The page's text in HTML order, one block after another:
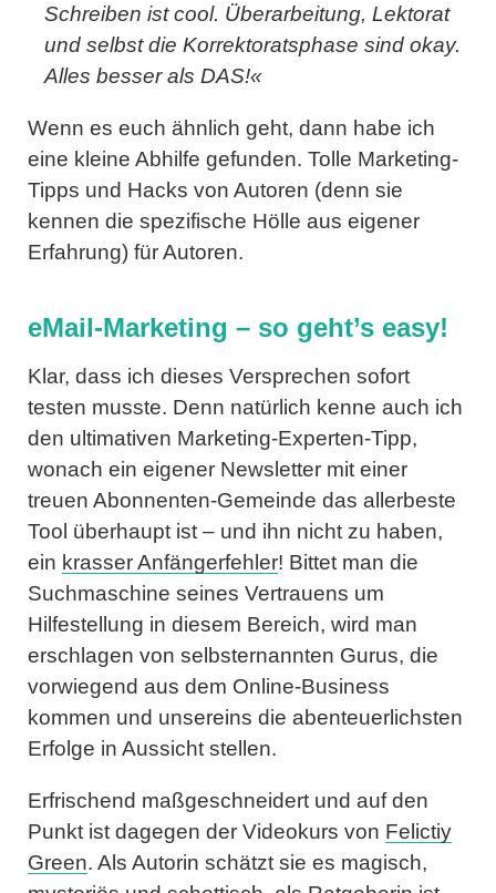
Schreiben ist cool. Überarbeitung, Lektorat
und selbst die Korrektoratsphase sind okay.
Alles besser als DAS!«
Wenn es euch ähnlich geht, dann habe ich
eine kleine Abhilfe gefunden. Tolle Marketing-
Tipps und Hacks von Autoren (denn sie
kennen die spezifische Hölle aus eigener
Erfahrung) für Autoren.
eMail-Marketing – so geht’s easy!
Klar, dass ich dieses Versprechen sofort
testen musste. Denn natürlich kenne auch ich
den ultimativen Marketing-Experten-Tipp,
wonach ein eigener Newsletter mit einer
treuen Abonnenten-Gemeinde das allerbeste
Tool überhaupt ist – und ihn nicht zu haben,
ein krasser Anfängerfehler! Bittet man die
Suchmaschine seines Vertrauens um
Hilfestellung in diesem Bereich, wird man
erschlagen von selbsternannten Gurus, die
vorwiegend aus dem Online-Business
kommen und unsereins die abenteuerlichsten
Erfolge in Aussicht stellen.
Erfrischend maßgeschneidert und auf den
Punkt ist dagegen der Videokurs von Felictiy
Green. Als Autorin schätzt sie es magisch,